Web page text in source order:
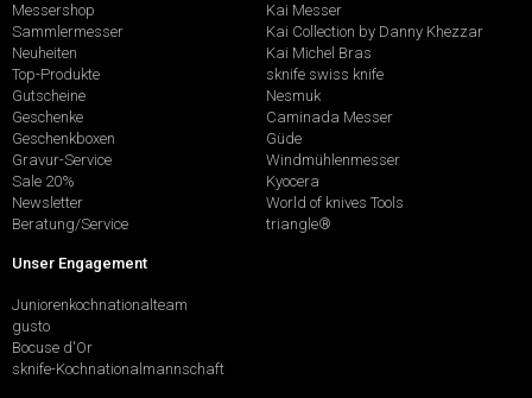
Messershop
Sammlermesser
Neuheiten
Top-Produkte
Gutscheine
Geschenke
Geschenkboxen
Gravur-Service
Sale 20%
Newsletter
Beratung/Service
Kai Messer
Kai Collection by Danny Khezzar
Kai Michel Bras
sknife swiss knife
Nesmuk
Caminada Messer
Güde
Windmühlenmesser
Kyocera
World of knives Tools
triangle®
Unser Engagement
Juniorenkochnationalteam
gusto
Bocuse d'Or
sknife-Kochnationalmannschaft